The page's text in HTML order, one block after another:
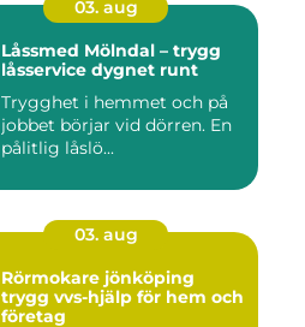
03. aug
Låssmed Mölndal – trygg
låsservice dygnet runt
Trygghet i hemmet och på
jobbet börjar vid dörren. En
pålitlig låslö...
03. aug
Rörmokare jönköping
trygg vvs-hjälp för hem och
företag